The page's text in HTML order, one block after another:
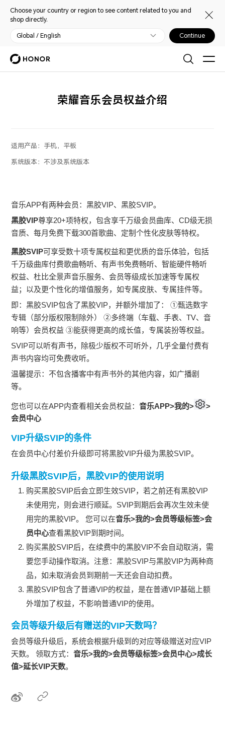
Choose your country or region to see content related to you and
shop directly.
Global / English Continue
荣耀音乐会员权益介绍
适用产品： 手机，平板
系统版本：不涉及系统版本
音乐APP有两种会员：黑胶VIP、黑胶SVIP。
黑胶VIP尊享20+项特权，包含享千万级会员曲库、CD级无损
音质、每月免费下载300首歌曲、定制个性化皮肤等特权。
黑胶SVIP可享受数十项专属权益和更优质的音乐体验，包括
千万级曲库付费歌曲畅听、有声书免费畅听、智能硬件畅听
权益、杜比全景声音乐服务、会员等级成长加速等专属权
益；以及更个性化的增值服务，如专属皮肤、专属挂件等。
即：黑胶SVIP包含了黑胶VIP，并额外增加了： ①甄选数字
专辑（部分版权限制除外） ②多终端（车载、手表、TV、音
响等）会员权益 ③能获得更高的成长值，专属装扮等权益。
SVIP可以听有声书，除极少版权不可听外，几乎全量付费有
声书内容均可免费收听。
温馨提示：不包含播客中有声书外的其他内容，如广播剧
等。
您也可以在APP内查看相关会员权益：音乐APP>我的>
>
会员中心
VIP升级SVIP的条件
在会员中心付差价升级即可将黑胶VIP升级为黑胶SVIP。
升级黑胶SVIP后，黑胶VIP的使用说明
购买黑胶SVIP后会立即生效SVIP，若之前还有黑胶VIP
未使用完，则会进行顺延。SVIP到期后会再次生效未使
用完的黑胶VIP。 您可以在音乐>我的>会员等级标签>会
员中心查看黑胶VIP到期时间。
购买黑胶SVIP后，在续费中的黑胶VIP不会自动取消，需
要您手动操作取消。注意：黑胶SVIP与黑胶VIP为两种商
品，如未取消会员到期前一天还会自动扣费。
黑胶SVIP包含了普通VIP的权益，是在普通VIP基础上额
外增加了权益，不影响普通VIP的使用。
会员等级升级后有赠送的VIP天数吗？
会员等级升级后，系统会根据升级到的对应等级赠送对应VIP
天数。 领取方式：音乐>我的>会员等级标签>会员中心>成长
值>延长VIP天数。